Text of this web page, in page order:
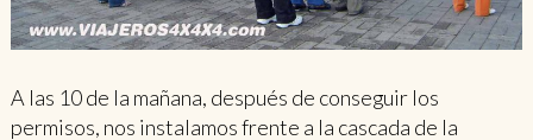
A las 10 de la mañana, después de conseguir los
permisos, nos instalamos frente a la cascada de la